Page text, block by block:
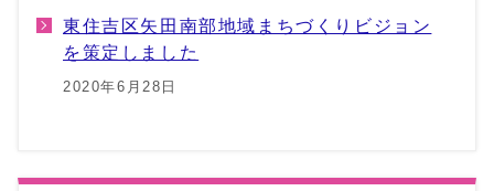
東住吉区矢田南部地域まちづくりビジョン
を策定しました
2020年6月28日